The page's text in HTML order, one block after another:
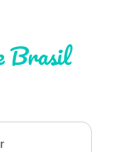
Brasil